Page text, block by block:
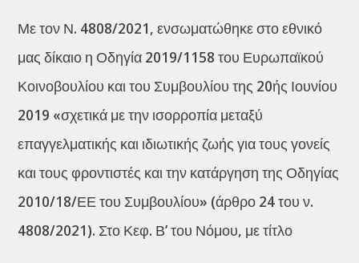
Με τον Ν. 4808/2021, ενσωματώθηκε στο εθνικό
μας δίκαιο η Οδηγία 2019/1158 του Ευρωπαϊκού
Κοινοβουλίου και του Συμβουλίου της 20ής Ιουνίου
2019 «σχετικά με την ισορροπία μεταξύ
επαγγελματικής και ιδιωτικής ζωής για τους γονείς
και τους φροντιστές και την κατάργηση της Οδηγίας
2010/18/ΕΕ του Συμβουλίου» (άρθρο 24 του ν.
4808/2021). Στο Κεφ. Β’ του Νόμου, με τίτλο